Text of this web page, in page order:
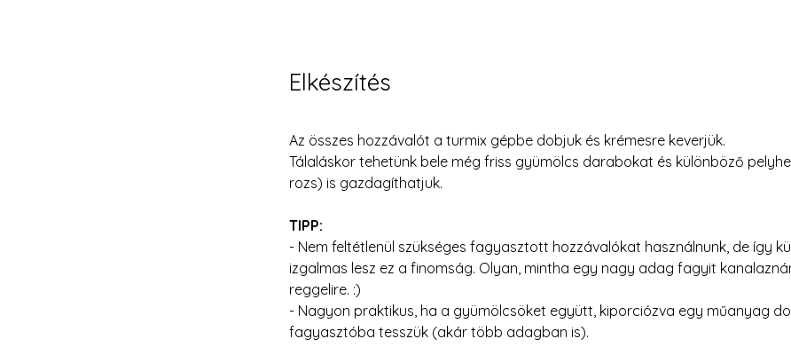
Elkészítés
Az összes hozzávalót a turmix gépbe dobjuk és krémesre keverjük.
Tálaláskor tehetünk bele még friss gyümölcs darabokat és különböző
rozs) is gazdagíthatjuk.
TIPP:
- Nem feltétlenül szükséges fagyasztott hozzávalókat használnunk, de így
izgalmas lesz ez a finomság. Olyan, mintha egy nagy adag fagyit
reggelire. :)
- Nagyon praktikus, ha a gyümölcsöket együtt, kiporciózva egy műanyag
fagyasztóba tesszük (akár több adagban is).